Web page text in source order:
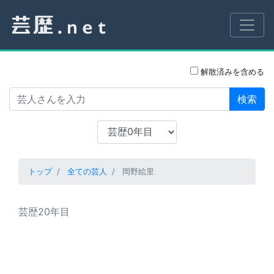
解散済みを含める
検索
トップ 全ての芸人 岡野絵里
芸歴20年目